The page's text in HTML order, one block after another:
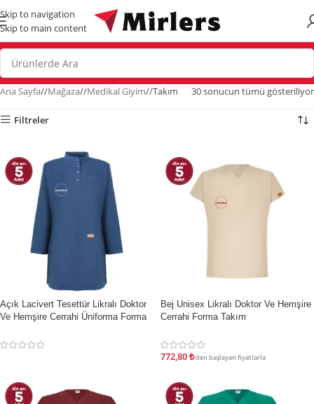
Skip to navigation
Skip to main content
Ana Sayfa/ Mağaza/ Medikal Giyim/ Takım 30 sonucun tümü gösteriliyor
Filtreler
Stokta Yok
Açık Lacivert Tesettür Likralı Doktor
Ve Hemşire Cerrahi Üniforma Forma
İndirim
Bej Unisex Likralı Doktor Ve Hemşire
Cerrahi Forma Takım
772,80₺'den başlayan fiyatlarla